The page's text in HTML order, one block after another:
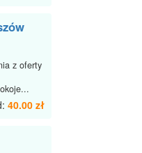
z oferty
40.00 zł